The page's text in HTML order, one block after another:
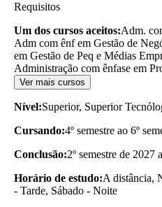
Requisitos
Um dos cursos aceitos:Adm.
Adm com ênf em Gestão de
em Gestão de Peq e Médias
Administração com ênfase em
Ver mais cursos
Nível:Superior, Superior
Cursando:4º semestre ao 6º
Conclusão:2º semestre de 2027
Horário de estudo:A distância,
- Tarde, Sábado - Noite